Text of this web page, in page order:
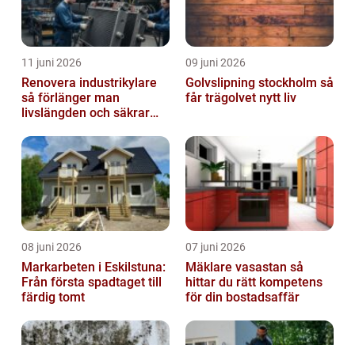
11 juni 2026
Renovera industrikylare
så förlänger man
livslängden och säkrar
09 juni 2026
Golvslipning stockholm så
får trägolvet nytt liv
08 juni 2026
Markarbeten i Eskilstuna:
Från första spadtaget till
färdig tomt
07 juni 2026
Mäklare vasastan så
hittar du rätt kompetens
för din bostadsaffär